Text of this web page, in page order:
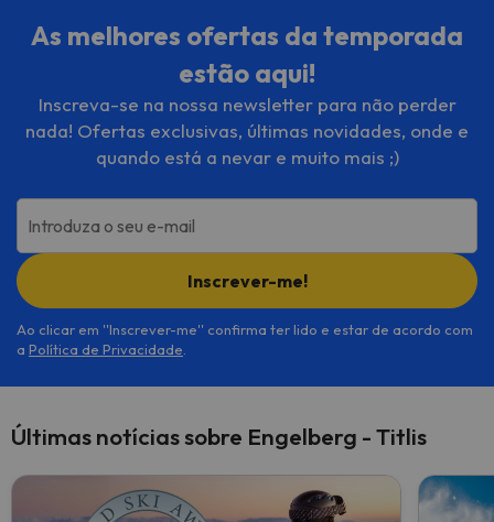
As melhores ofertas da temporada
estão aqui!
Inscreva-se na nossa newsletter para não perder
nada! Ofertas exclusivas, últimas novidades, onde e
quando está a nevar e muito mais ;)
Introduza o seu e-mail
Inscrever-me!
Ao clicar em ''Inscrever-me'' confirma ter lido e estar de acordo com
a Política de Privacidade
Últimas notícias sobre Engelberg - Titlis